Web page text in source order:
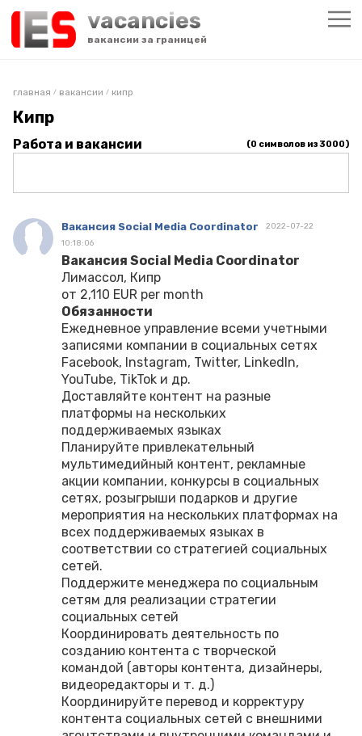
vacancies
вакансии за границей
главная / вакансии / кипр
Кипр
Работа и вакансии (0 символов из 3000)
Вакансия Social Media Coordinator
2022-07-22
10:18:06
Вакансия Social Media Coordinator
Лимассол, Кипр
от 2,110 EUR per month
Обязанности
Ежедневное управление всеми учетными
записями компании в социальных сетях
Facebook, Instagram, Twitter, LinkedIn,
YouTube, TikTok и др.
Доставляйте контент на разные
платформы на нескольких
поддерживаемых языках
Планируйте привлекательный
мультимедийный контент, рекламные
акции компании, конкурсы в социальных
сетях, розыгрыши подарков и другие
мероприятия на нескольких платформах на
всех поддерживаемых языках в
соответствии со стратегией социальных
сетей.
Поддержите менеджера по социальным
сетям для реализации стратегии
социальных сетей
Координировать деятельность по
созданию контента с творческой
командой (авторы контента, дизайнеры,
видеоредакторы и т. д.)
Координируйте перевод и корректуру
контента социальных сетей с внешними